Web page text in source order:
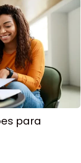
para